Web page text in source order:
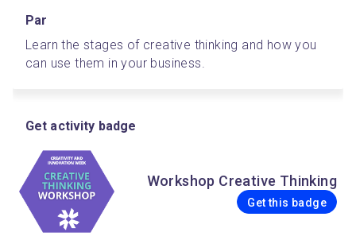
Par
Learn the stages of creative thinking and how you
can use them in your business.
Get activity badge
Workshop Creative Thinking
Get this badge